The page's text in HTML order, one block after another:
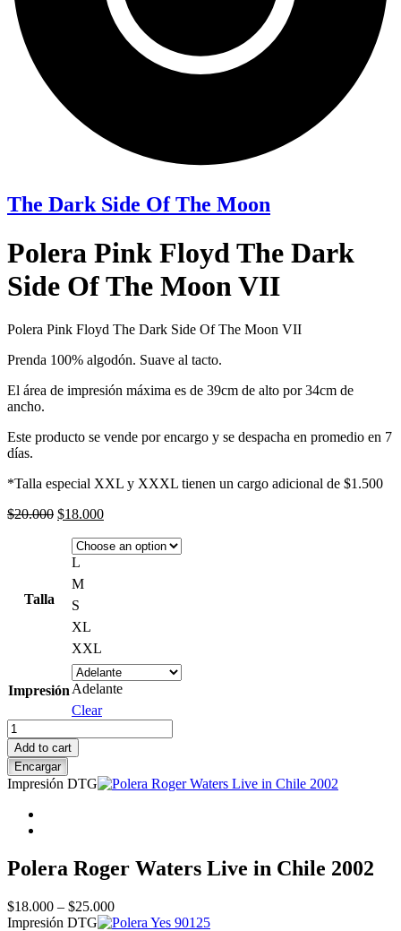
The Dark Side Of The Moon
Polera Pink Floyd The Dark
Side Of The Moon VII
Polera Pink Floyd The Dark Side Of The Moon VII
Prenda 100% algodón. Suave al tacto.
El área de impresión máxima es de 39cm de alto por 34cm de
ancho.
Este producto se vende por encargo y se despacha en promedio en 7
días.
*Talla especial XXL y XXXL tienen un cargo adicional de $1.500
$20.000 Original
was:
$20.000.
$18.000Current
is:
Talla
L
M
S
XL
XXL
Impresión Adelante
Clear
Polera
Pink
Floyd
The
Dark
VII
Add to cart
Encargar
Impresión DTG
Polera Roger Waters Live in Chile 2002
$18.000 – $25.000Price
range:
Impresión DTG